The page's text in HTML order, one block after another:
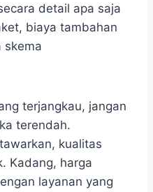
detail apa saja
biaya tambahan
skema
terjangkau, jangan
terendah.
kualitas
Kadang, harga
layanan yang